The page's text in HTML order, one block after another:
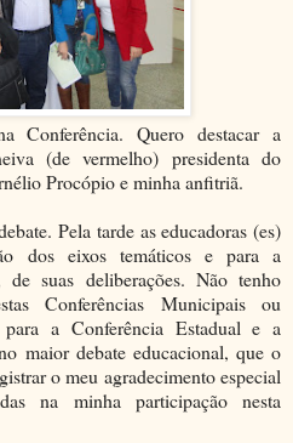
Conferência. Quero destacar a
(de vermelho) presidenta do
Procópio e minha anfitriã.
Pela tarde as educadoras (es)
dos eixos temáticos e para a
suas deliberações. Não tenho
Conferências Municipais ou
para a Conferência Estadual e a
maior debate educacional, que o
o meu agradecimento especial
na minha participação nesta